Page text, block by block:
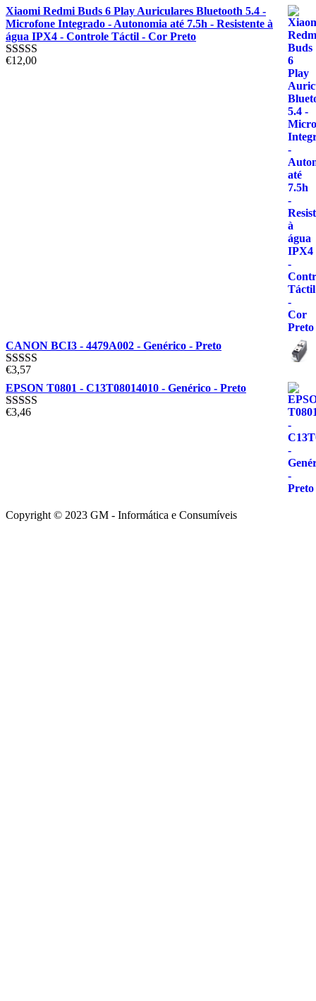
Xiaomi Redmi Buds 6 Play Auriculares Bluetooth 5.4 -
Microfone Integrado - Autonomia até 7.5h - Resistente à
água IPX4 - Controle Táctil - Cor Preto
Avaliação
€12,00
CANON BCI3 - 4479A002 - Genérico - Preto
Avaliação
5.00de 5
€3,57
EPSON T0801 - C13T08014010 - Genérico - Preto
Avaliação
€3,46
Copyright © 2023 GM - Informática e Consumíveis